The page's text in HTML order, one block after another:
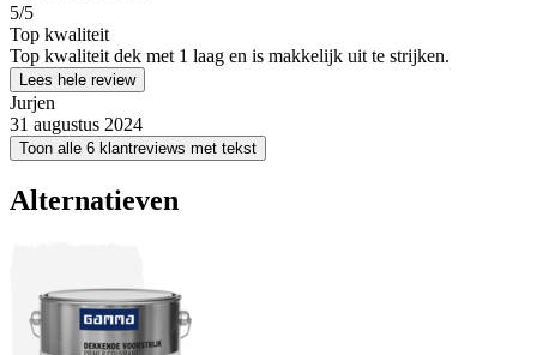
5/5
Top kwaliteit
Top kwaliteit dek met 1 laag en is makkelijk uit te strijken.
Lees hele review
Jurjen
31 augustus 2024
Toon alle 6 klantreviews met tekst
Alternatieven